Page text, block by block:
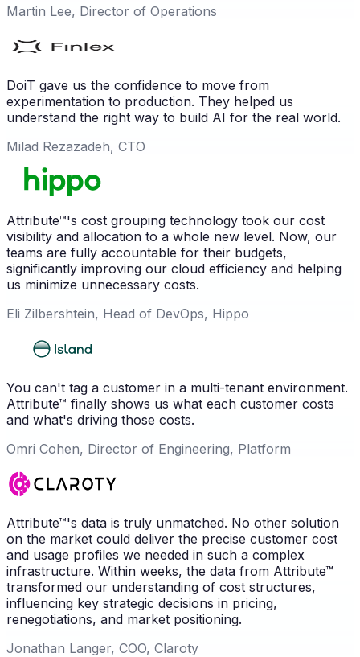
Martin Lee, Director of Operations
DoiT gave us the confidence to move from
experimentation to production. They helped us
understand the right way to build AI for the real world.
Milad Rezazadeh, CTO
Attribute™'s cost grouping technology took our cost
visibility and allocation to a whole new level. Now, our
teams are fully accountable for their budgets,
significantly improving our cloud efficiency and helping
us minimize unnecessary costs.
Eli Zilbershtein, Head of DevOps, Hippo
You can't tag a customer in a multi-tenant environment.
Attribute™ finally shows us what each customer costs
and what's driving those costs.
Omri Cohen, Director of Engineering, Platform
Attribute™'s data is truly unmatched. No other solution
on the market could deliver the precise customer cost
and usage profiles we needed in such a complex
infrastructure. Within weeks, the data from Attribute™
transformed our understanding of cost structures,
influencing key strategic decisions in pricing,
renegotiations, and market positioning.
Jonathan Langer, COO, Claroty